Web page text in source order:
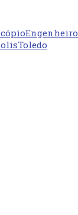
Engenheiro
Toledo